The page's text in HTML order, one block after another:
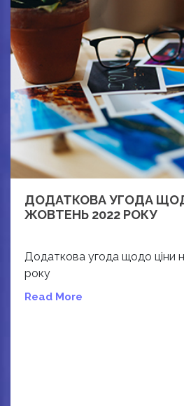
ДОДАТКОВА УГОДА
ЖОВТЕНЬ 2022 РОКУ
Додаткова угода щодо ціни
року
Read More